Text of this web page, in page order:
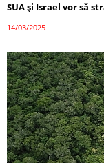
SUA și Israel vor să
14/03/2025